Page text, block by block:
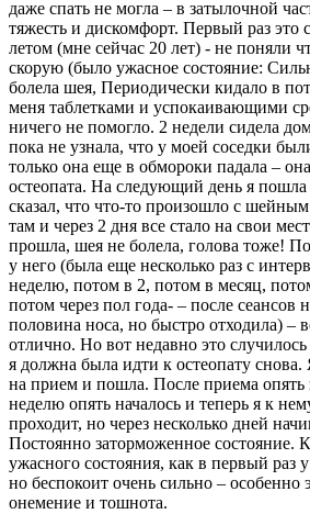
даже спать не могла – в затылочной
тяжесть и дискомфорт. Первый раз
летом (мне сейчас 20 лет) - не поняли
скорую (было ужасное состояние:
болела шея, Периодически кидало в
меня таблетками и успокаивающими
ничего не помогло. 2 недели сидела
пока не узнала, что у моей соседки
только она еще в обмороки падала –
остеопата. На следующий день я пошла
сказал, что что-то произошло с
там и через 2 дня все стало на свои
прошла, шея не болела, голова тоже!
у него (была еще несколько раз с
неделю, потом в 2, потом в месяц,
потом через пол года- – после сеансов
половина носа, но быстро отходила) –
отлично. Но вот недавно это
я должна была идти к остеопату снова.
на прием и пошла. После приема опять
неделю опять началось и теперь я к
проходит, но через несколько дней
Постоянно заторможенное состояние.
ужасного состояния, как в первый раз
но беспокоит очень сильно – особенно
онемение и тошнота.